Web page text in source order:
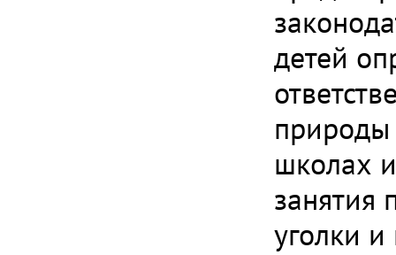
детей
природы
школах
занятия
уголки